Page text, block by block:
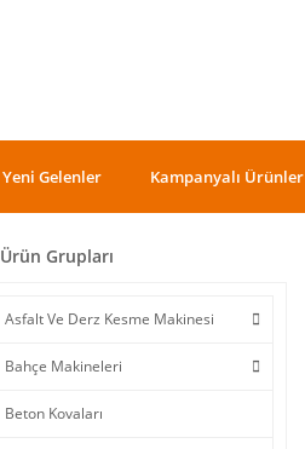
Yeni Gelenler Kampanyalı Ürünler
Ürün Grupları
Asfalt Ve Derz Kesme Makinesi
Bahçe Makineleri
Beton Kovaları